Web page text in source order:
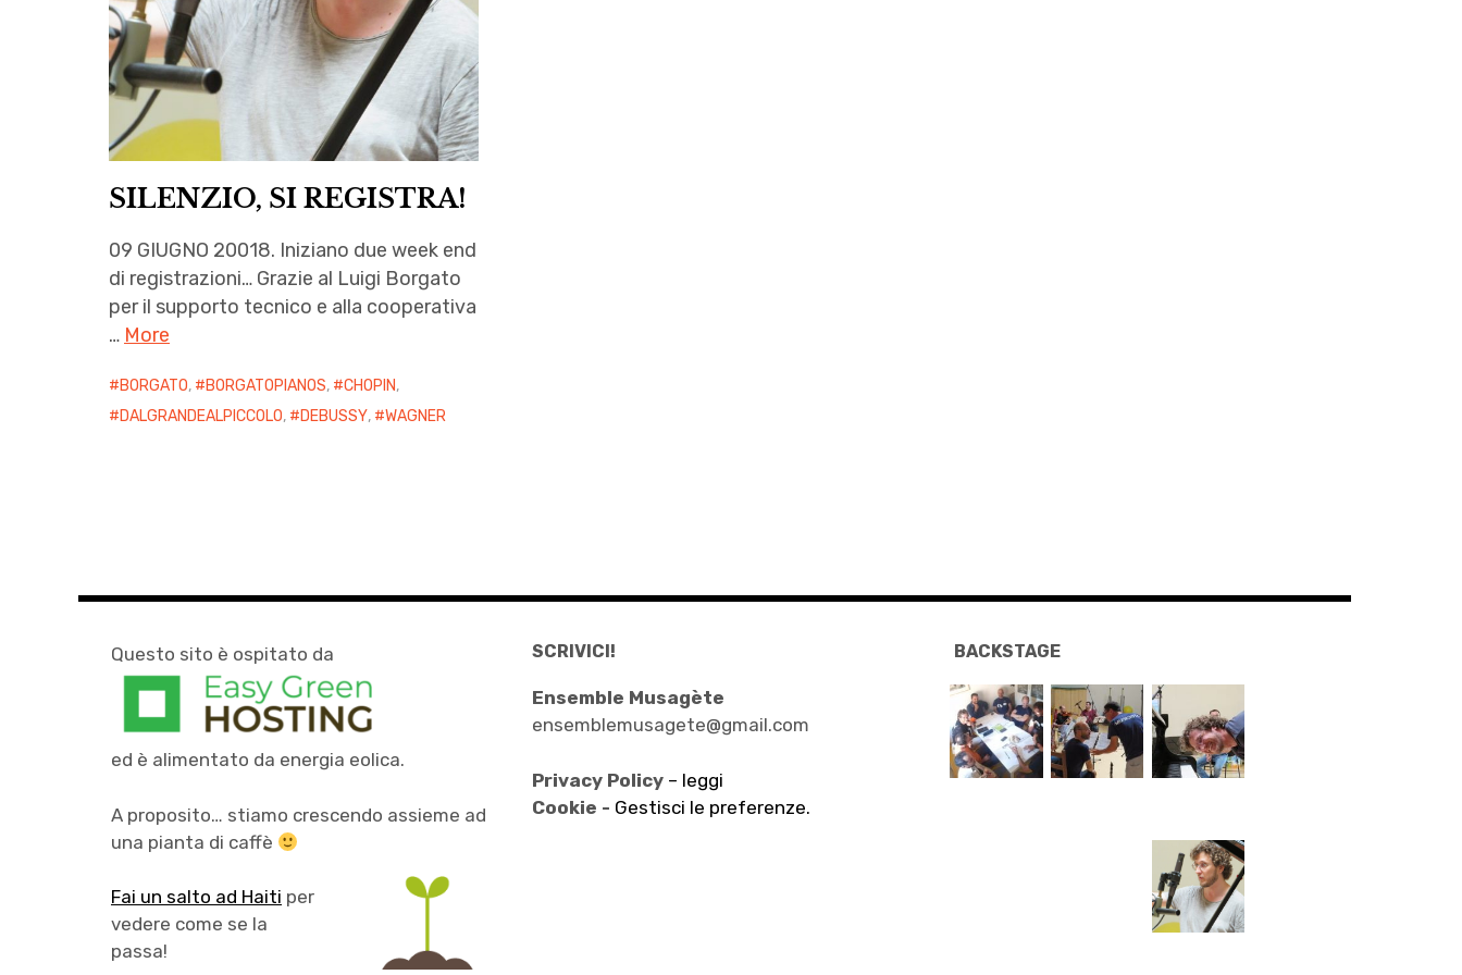
SILENZIO, SI REGISTRA!
09 GIUGNO 20018. Iniziano due week end
di registrazioni… Grazie al Luigi Borgato
per il supporto tecnico e alla cooperativa
… More
BORGATO, BORGATOPIANOS, CHOPIN,
DALGRANDEALPICCOLO, DEBUSSY, WAGNER
Questo sito è ospitato da
ed è alimentato da energia eolica.
A proposito… stiamo crescendo assieme ad
una pianta di caffè
Fai un salto ad Haiti per
vedere come se la
passa!
SCRIVICI!
Ensemble Musagète
ensemblemusagete@gmail.com
Privacy Policy – leggi
Cookie - Gestisci le preferenze.
BACKSTAGE